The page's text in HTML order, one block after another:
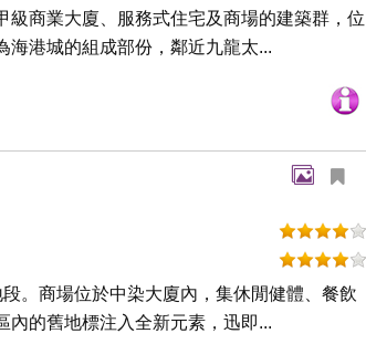
級商業大廈、服務式住宅及商場的建築群，位
海港城的組成部份，鄰近九龍太...
段。商場位於中染大廈內，集休閒健體、餐飲
內的舊地標注入全新元素，迅即...